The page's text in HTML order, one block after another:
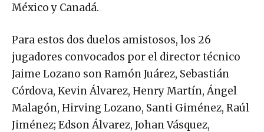
México y Canadá.
Para estos dos duelos amistosos, los 26
jugadores convocados por el director técnico
Jaime Lozano son Ramón Juárez, Sebastián
Córdova, Kevin Álvarez, Henry Martín, Ángel
Malagón, Hirving Lozano, Santi Giménez, Raúl
Jiménez; Edson Álvarez, Johan Vásquez,